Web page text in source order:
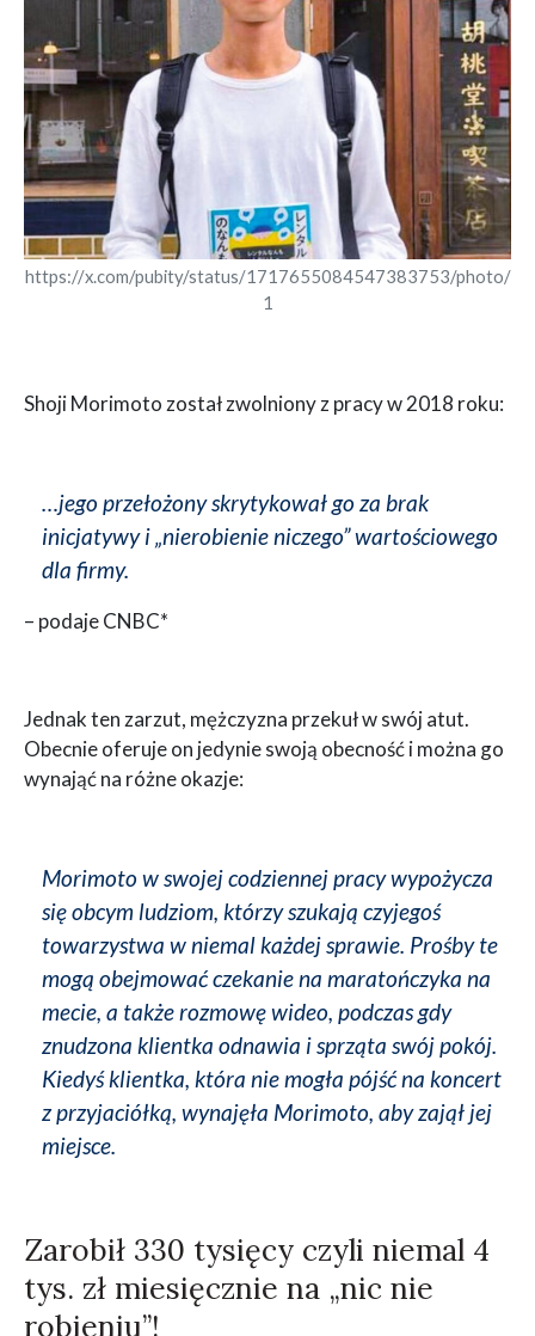
https://x.com/pubity/status/1717655084547383753/photo/
1
Shoji Morimoto został zwolniony z pracy w 2018 roku:
…jego przełożony skrytykował go za brak
inicjatywy i „nierobienie niczego” wartościowego
dla firmy.
– podaje CNBC*
Jednak ten zarzut, mężczyzna przekuł w swój atut.
Obecnie oferuje on jedynie swoją obecność i można go
wynająć na różne okazje:
Morimoto w swojej codziennej pracy wypożycza
się obcym ludziom, którzy szukają czyjegoś
towarzystwa w niemal każdej sprawie. Prośby te
mogą obejmować czekanie na maratończyka na
mecie, a także rozmowę wideo, podczas gdy
znudzona klientka odnawia i sprząta swój pokój.
Kiedyś klientka, która nie mogła pójść na koncert
z przyjaciółką, wynajęła Morimoto, aby zajął jej
miejsce.
Zarobił 330 tysięcy czyli niemal 4
tys. zł miesięcznie na „nic nie
robieniu”!